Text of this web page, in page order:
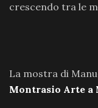
crescendo tra le
La mostra di
Montrasio Arte a